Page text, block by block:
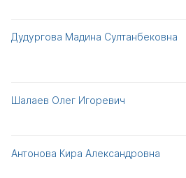
Дудургова Мадина Султанбековна
Шалаев Олег Игоревич
Антонова Кира Александровна